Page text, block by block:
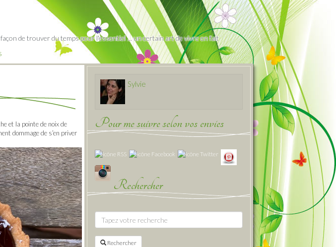
de trouver du temps pour l'essentiel … un certain art de vivre en fait
et la pointe de noix de
dommage de s’en priver
Sylvie
Pour me suivre selon vos envies
Rechercher
Rechercher